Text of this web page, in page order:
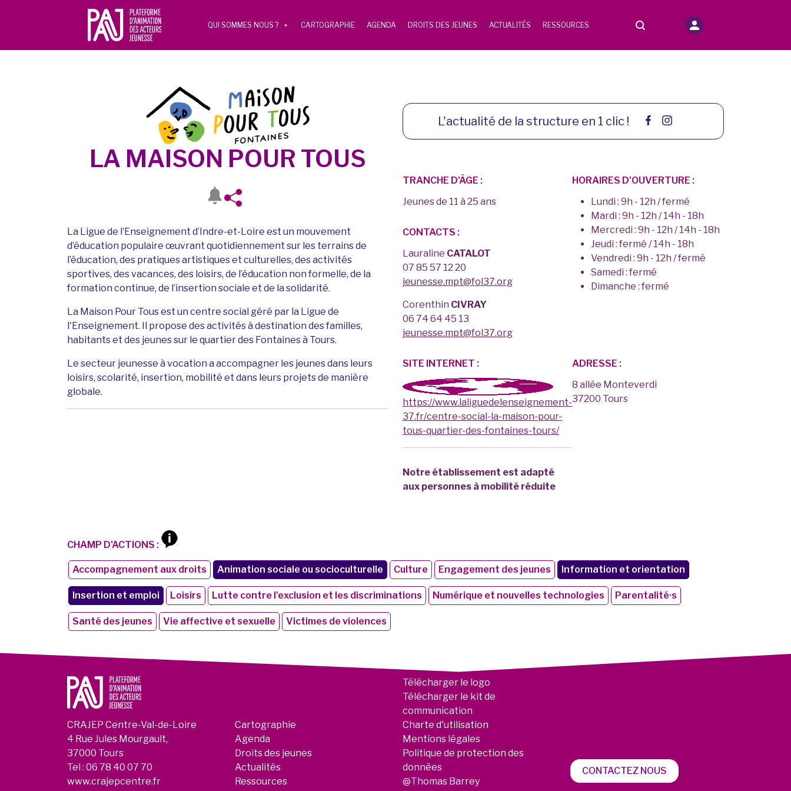
QUI SOMMES NOUS ? CARTOGRAPHIE AGENDA DROITS DES JEUNES ACTUALITÉS RESSOURCES
LA MAISON POUR TOUS
La Ligue de l’Enseignement d’Indre-et-Loire est un mouvement
d’éducation populaire œuvrant quotidiennement sur les terrains de
l’éducation, des pratiques artistiques et culturelles, des activités
sportives, des vacances, des loisirs, de l’éducation non formelle, de la
formation continue, de l’insertion sociale et de la solidarité.
La Maison Pour Tous est un centre social géré par la Ligue de
l'Enseignement. Il propose des activités à destination des familles,
habitants et des jeunes sur le quartier des Fontaines à Tours.
Le secteur jeunesse à vocation a accompagner les jeunes dans leurs
loisirs, scolarité, insertion, mobilité et dans leurs projets de manière
globale.
L'actualité de la structure en 1 clic !
TRANCHE D'ÂGE :
Jeunes de 11 à 25 ans
CONTACTS :
Lauraline CATALOT
07 85 57 12 20
jeunesse.mpt@fol37.org
Corenthin CIVRAY
06 74 64 45 13
jeunesse.mpt@fol37.org
HORAIRES D'OUVERTURE :
Lundi : 9h - 12h / fermé
Mardi : 9h - 12h / 14h - 18h
Mercredi : 9h - 12h / 14h - 18h
Jeudi : fermé / 14h - 18h
Vendredi : 9h - 12h / fermé
Samedi : fermé
Dimanche : fermé
SITE INTERNET :
https://www.laliguedelenseignement-
37.fr/centre-social-la-maison-pour-
tous-quartier-des-fontaines-tours/
ADRESSE :
8 allée Monteverdi
37200 Tours
Notre établissement est adapté
aux personnes à mobilité réduite
CHAMP D'ACTIONS :
Accompagnement aux droits Animation sociale ou socioculturelle Culture Engagement des jeunes Information et orientation
Insertion et emploi Loisirs Lutte contre l’exclusion et les discriminations Numérique et nouvelles technologies Parentalité·s
Santé des jeunes Vie affective et sexuelle Victimes de violences
CRAJEP Centre-Val-de-Loire
4 Rue Jules Mourgault,
37000 Tours
Tel : 06 78 40 07 70
www.crajepcentre.fr
Cartographie
Agenda
Droits des jeunes
Actualités
Ressources
Télécharger le logo
Télécharger le kit de
communication
Charte d'utilisation
Mentions légales
Politique de protection des
données
@Thomas Barrey
CONTACTEZ NOUS